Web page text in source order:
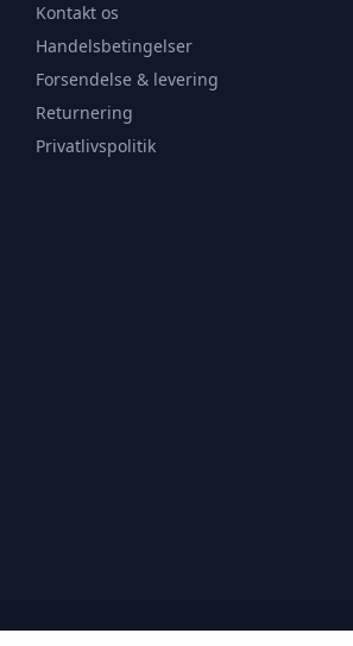
Kontakt os
Handelsbetingelser
Forsendelse & levering
Returnering
Privatlivspolitik